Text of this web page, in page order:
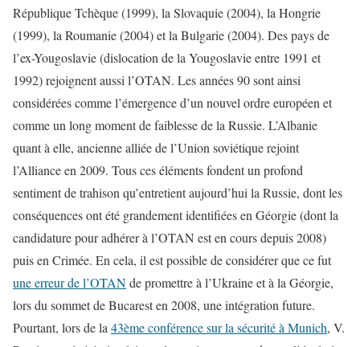
République Tchèque (1999), la Slovaquie (2004), la Hongrie
(1999), la Roumanie (2004) et la Bulgarie (2004). Des pays de
l’ex-Yougoslavie (dislocation de la Yougoslavie entre 1991 et
1992) rejoignent aussi l’OTAN. Les années 90 sont ainsi
considérées comme l’émergence d’un nouvel ordre européen et
comme un long moment de faiblesse de la Russie. L’Albanie
quant à elle, ancienne alliée de l’Union soviétique rejoint
l’Alliance en 2009. Tous ces éléments fondent un profond
sentiment de trahison qu’entretient aujourd’hui la Russie, dont les
conséquences ont été grandement identifiées en Géorgie (dont la
candidature pour adhérer à l’OTAN est en cours depuis 2008)
puis en Crimée. En cela, il est possible de considérer que ce fut
une erreur de l’OTANde promettre à l’Ukraine et à la Géorgie,
lors du sommet de Bucarest en 2008, une intégration future.
Pourtant, lors de la 43ème conférence sur la sécurité à Munich, V.